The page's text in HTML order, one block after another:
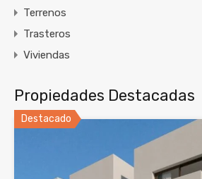
Terrenos
Trasteros
Viviendas
Propiedades Destacadas
Destacado